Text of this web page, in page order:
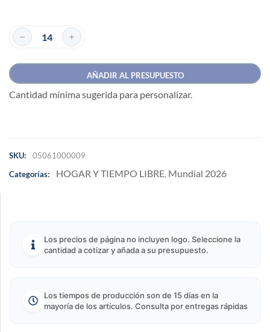
AÑADIR AL PRESUPUESTO
Cantidad mínima sugerida para personalizar.
SKU:
05061000009
Categorías:
HOGAR Y TIEMPO LIBRE, Mundial 2026
Los precios de página no incluyen logo. Seleccione la
cantidad a cotizar y añada a su presupuesto.
Los tiempos de producción son de 15 días en la
mayoría de los artículos. Consulta por entregas rápidas